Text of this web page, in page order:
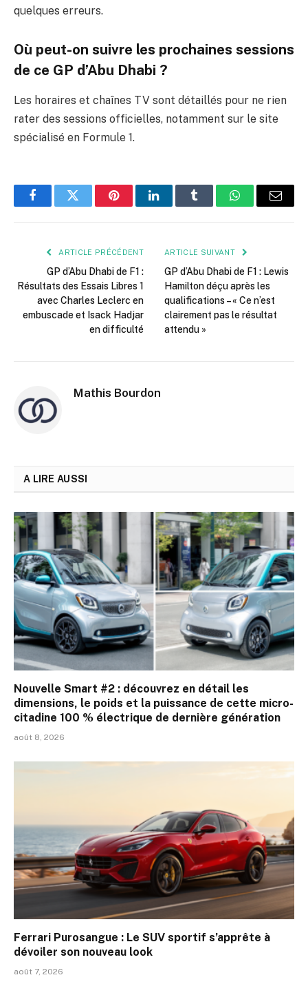
quelques erreurs.
Où peut-on suivre les prochaines sessions
de ce GP d’Abu Dhabi ?
Les horaires et chaînes TV sont détaillés pour ne rien
rater des sessions officielles, notamment sur le site
spécialisé en Formule 1.
FacebookTwitter PinterestLinkedInTumblr WhatsApp
E-
ARTICLE PRÉCÉDENT
GP d’Abu Dhabi de F1 :
Résultats des Essais Libres 1
avec Charles Leclerc en
embuscade et Isack Hadjar
en difficulté
ARTICLE SUIVANT
GP d’Abu Dhabi de F1 : Lewis
Hamilton déçu après les
qualifications – « Ce n’est
clairement pas le résultat
attendu »
Mathis Bourdon
A LIRE AUSSI
Nouvelle Smart #2 : découvrez en détail les
dimensions, le poids et la puissance de cette micro-
citadine 100 % électrique de dernière génération
août 8, 2026
Ferrari Purosangue : Le SUV sportif s’apprête à
dévoiler son nouveau look
août 7, 2026